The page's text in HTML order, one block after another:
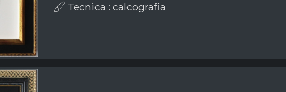
Tecnica : calcografia